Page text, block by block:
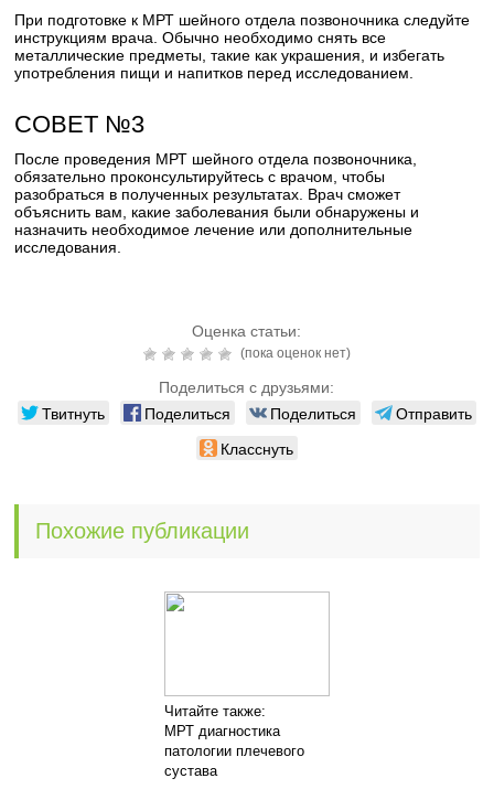
При подготовке к МРТ шейного отдела позвоночника следуйте
инструкциям врача. Обычно необходимо снять все
металлические предметы, такие как украшения, и избегать
употребления пищи и напитков перед исследованием.
СОВЕТ №3
После проведения МРТ шейного отдела позвоночника,
обязательно проконсультируйтесь с врачом, чтобы
разобраться в полученных результатах. Врач сможет
объяснить вам, какие заболевания были обнаружены и
назначить необходимое лечение или дополнительные
исследования.
Оценка статьи:
(пока оценок нет)
Поделиться с друзьями:
Твитнуть Поделиться Поделиться
Отправить
Класснуть
Похожие публикации
Читайте также:
МРТ диагностика
патологии плечевого
сустава